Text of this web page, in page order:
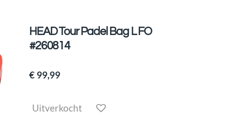
HEAD Tour Padel Bag L FO
#260814
€ 99,99
Uitverkocht